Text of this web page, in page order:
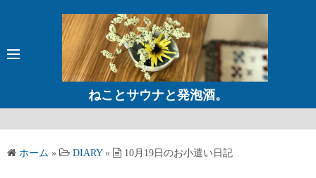
ン
ッ
ねことサウナと発泡酒。
ホーム » DIARY» 10月19日のお小遣い日記